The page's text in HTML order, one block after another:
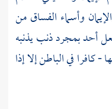
وأسماء الفساق من
أحد بمجرد ذنب يذنبه
- كافرا في الباطن إلا إذا